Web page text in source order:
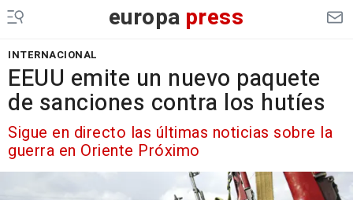
europa press
INTERNACIONAL
EEUU emite un nuevo paquete
de sanciones contra los hutíes
Sigue en directo las últimas noticias sobre la
guerra en Oriente Próximo